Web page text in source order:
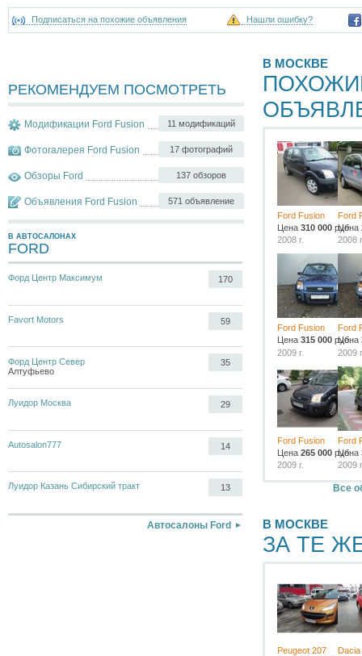
Подписаться на похожие объявления Нашли ошибку?
РЕКОМЕНДУЕМ ПОСМОТРЕТЬ
11 модификаций
Модификации Ford Fusion
17 фотографий
Фотогалерея Ford Fusion
137 обзоров
Обзоры Ford
571 объявление
Объявления Ford Fusion
В АВТОСАЛОНАХ
FORD
Форд Центр Максимум 170
Favort Motors 59
Форд Центр Север
Алтуфьево
35
Луидор Москва 29
Autosalon777 14
Луидор Казань Сибирский тракт 13
Автосалоны Ford
В МОСКВЕ
Ford Fusion
Цена 310 000 руб.
2008 г.
Ford
Цена
2008
Ford Fusion
Цена 315 000 руб.
2009 г.
Ford
Цена
2009
Ford Fusion
Цена 265 000 руб.
2009 г.
Ford
Цена
2009
Все
В МОСКВЕ
ЗА ТЕ
Peugeot 207